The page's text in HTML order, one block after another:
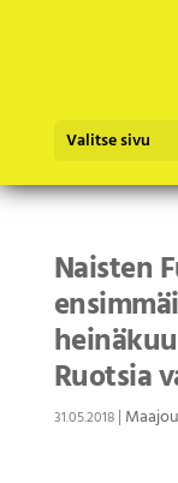
Valitse sivu
Naisten
Ruotsia
31.05.2018|